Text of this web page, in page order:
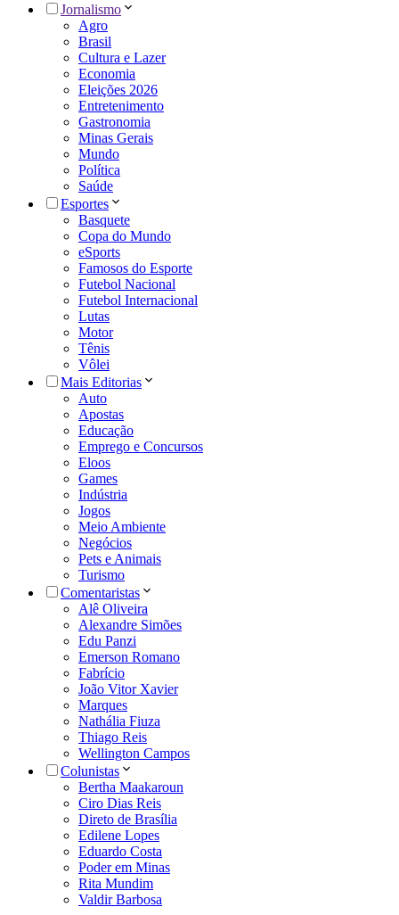
Jornalismo
Agro
Brasil
Cultura e Lazer
Economia
Eleições 2026
Entretenimento
Gastronomia
Minas Gerais
Mundo
Política
Saúde
Esportes
Basquete
Copa do Mundo
eSports
Famosos do Esporte
Futebol Nacional
Futebol Internacional
Lutas
Motor
Tênis
Vôlei
Mais Editorias
Auto
Apostas
Educação
Emprego e Concursos
Eloos
Games
Indústria
Jogos
Meio Ambiente
Negócios
Pets e Animais
Turismo
Comentaristas
Alê Oliveira
Alexandre Simões
Edu Panzi
Emerson Romano
Fabrício
João Vitor Xavier
Marques
Nathália Fiuza
Thiago Reis
Wellington Campos
Colunistas
Bertha Maakaroun
Ciro Dias Reis
Direto de Brasília
Edilene Lopes
Eduardo Costa
Poder em Minas
Rita Mundim
Valdir Barbosa